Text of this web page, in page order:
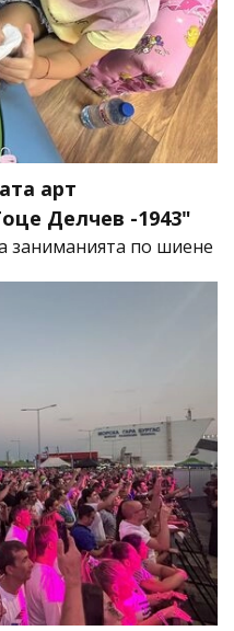
арт
Делчев -1943"
заниманията по шиене